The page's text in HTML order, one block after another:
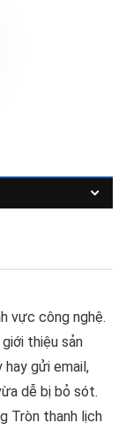
vực công nghệ.
thiệu sản
hay gửi email,
dễ bị bỏ sót.
Tròn thanh lịch